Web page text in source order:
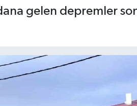
gelen depremler